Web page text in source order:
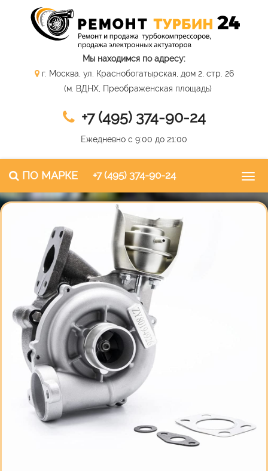
Мы находимся по адресу:
г. Москва, ул. Краснобогатырская, дом 2, стр. 26
(м. ВДНХ, Преображенская площадь)
+7 (495) 374-90-24
Ежедневно с 9:00 до 21:00
ПО МАРКЕ +7 (495) 374-90-24